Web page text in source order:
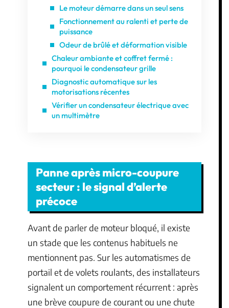
Le moteur démarre dans un seul sens
Fonctionnement au ralenti et perte de
puissance
Odeur de brûlé et déformation visible
Chaleur ambiante et coffret fermé :
pourquoi le condensateur grille
Diagnostic automatique sur les
motorisations récentes
Vérifier un condensateur électrique avec
un multimètre
Panne après micro-coupure
secteur : le signal d’alerte
précoce
Avant de parler de moteur bloqué, il existe
un stade que les contenus habituels ne
mentionnent pas. Sur les automatismes de
portail et de volets roulants, des installateurs
signalent un comportement récurrent : après
une brève coupure de courant ou une chute